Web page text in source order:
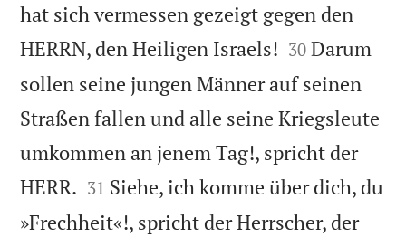
hat sich vermessen gezeigt gegen den
HERRN, den Heiligen Israels! 

30 Darum
sollen seine jungen Männer auf seinen
Straßen fallen und alle seine Kriegsleute
umkommen an jenem Tag!, spricht der
HERR. 

31 Siehe, ich komme über dich, du
»Frechheit«!, spricht der Herrscher, der